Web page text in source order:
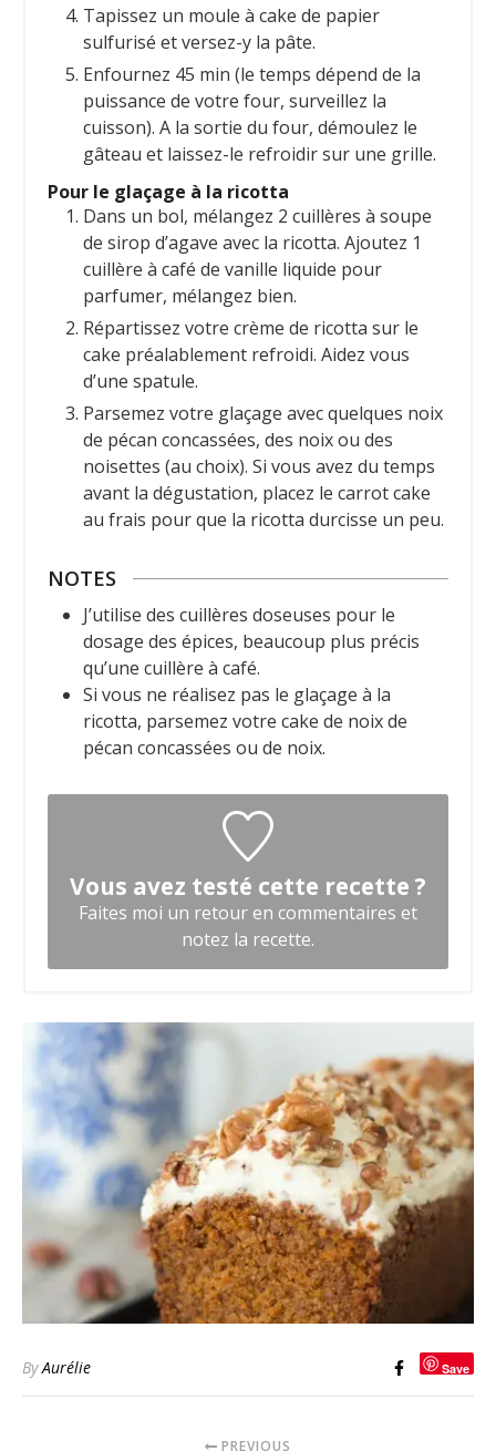
Tapissez un moule à cake de papier
sulfurisé et versez-y la pâte.
Enfournez 45 min (le temps dépend de la
puissance de votre four, surveillez la
cuisson). A la sortie du four, démoulez le
gâteau et laissez-le refroidir sur une grille.
Pour le glaçage à la ricotta
Dans un bol, mélangez 2 cuillères à soupe
de sirop d’agave avec la ricotta. Ajoutez 1
cuillère à café de vanille liquide pour
parfumer, mélangez bien.
Répartissez votre crème de ricotta sur le
cake préalablement refroidi. Aidez vous
d’une spatule.
Parsemez votre glaçage avec quelques noix
de pécan concassées, des noix ou des
noisettes (au choix). Si vous avez du temps
avant la dégustation, placez le carrot cake
au frais pour que la ricotta durcisse un peu.
NOTES
J’utilise des cuillères doseuses pour le
dosage des épices, beaucoup plus précis
qu’une cuillère à café.
Si vous ne réalisez pas le glaçage à la
ricotta, parsemez votre cake de noix de
pécan concassées ou de noix.
Vous avez testé cette recette ?
Faites moi un retour en commentaires et
notez la recette.
ByAurélie Save
PREVIOUS